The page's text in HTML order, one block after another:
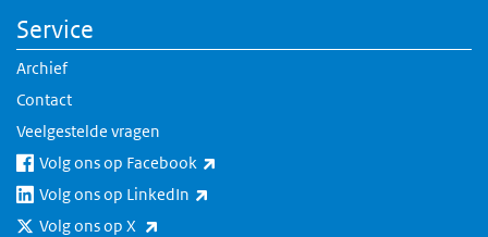
Service
Archief
Contact
Veelgestelde vragen
Volg ons op Facebook
Volg ons op LinkedIn
Volg ons op X